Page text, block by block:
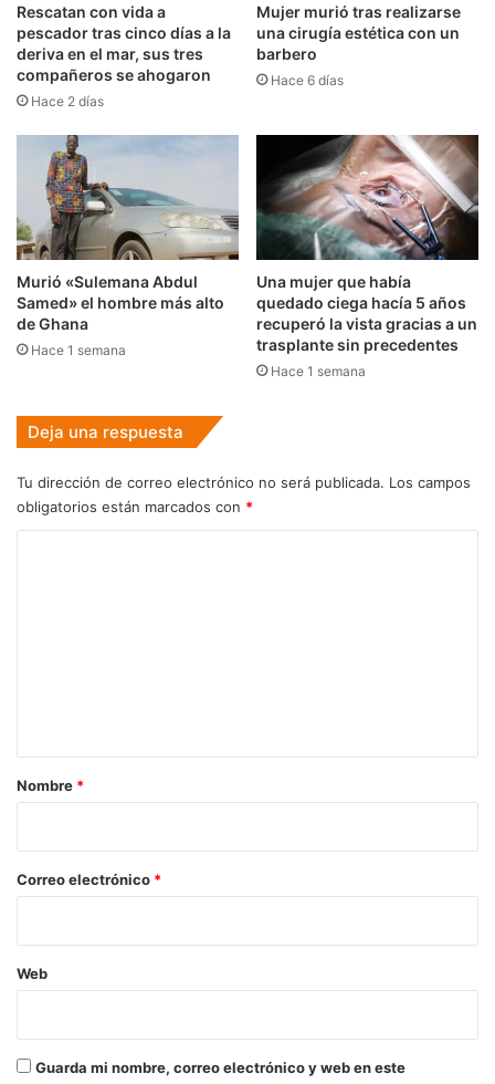
Rescatan con vida a
pescador tras cinco días a la
deriva en el mar, sus tres
compañeros se ahogaron
Hace 2 días
Mujer murió tras realizarse
una cirugía estética con un
barbero
Hace 6 días
Murió «Sulemana Abdul
Samed» el hombre más alto
de Ghana
Hace 1 semana
Una mujer que había
quedado ciega hacía 5 años
recuperó la vista gracias a un
trasplante sin precedentes
Hace 1 semana
Deja una respuesta
Tu dirección de correo electrónico no será publicada. Los campos
obligatorios están marcados con *
r
*
Nombre *
Correo electrónico *
Web
Guarda mi nombre, correo electrónico y web en este